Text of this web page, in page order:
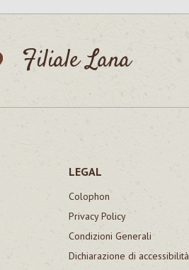
Filiale Lana
LEGAL
Colophon
Privacy Policy
Condizioni Generali
Dichiarazione di accessibilità